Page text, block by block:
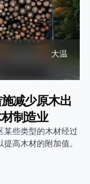
大温
减少原木出
制造业
某些类型的木材经过
高木材的附加值。